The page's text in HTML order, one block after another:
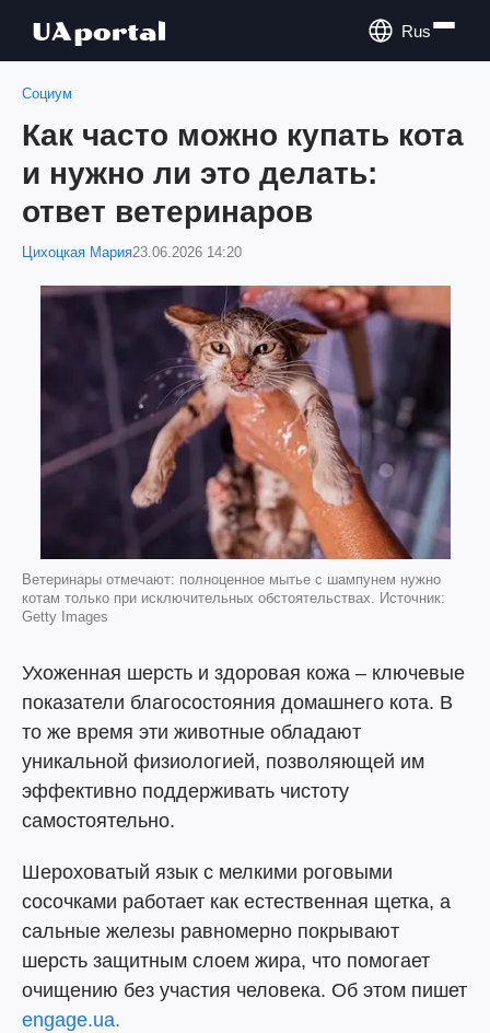
Rus
Социум
Как часто можно купать кота
и нужно ли это делать:
ответ ветеринаров
Цихоцкая Мария23.06.2026 14:20
Ветеринары отмечают: полноценное мытье с шампунем нужно
котам только при исключительных обстоятельствах. Источник:
Getty Images
Ухоженная шерсть и здоровая кожа – ключевые
показатели благосостояния домашнего кота. В
то же время эти животные обладают
уникальной физиологией, позволяющей им
эффективно поддерживать чистоту
самостоятельно.
Шероховатый язык с мелкими роговыми
сосочками работает как естественная щетка, а
сальные железы равномерно покрывают
шерсть защитным слоем жира, что помогает
очищению без участия человека. Об этом пишет
engage.ua.